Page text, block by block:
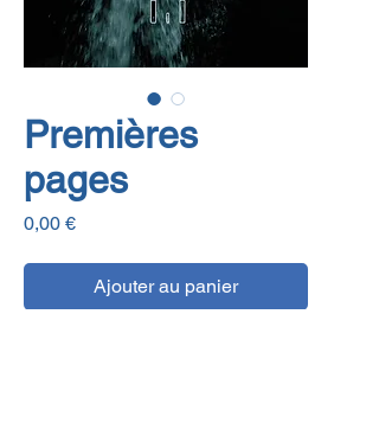
Premières
pages
0,00 €Prix
Ajouter au panier